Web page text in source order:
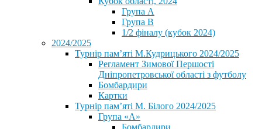
Група А
Група В
1/2 фіналу (кубок 2024)
2024/2025
Турнір пам’яті М.Кудрицького 2024/2025
Регламент Зимової Першості
Дніпропетровської області з футболу
Бомбардири
Картки
Турнір пам’яті М. Білого 2024/2025
Група «А»
Бомбардири